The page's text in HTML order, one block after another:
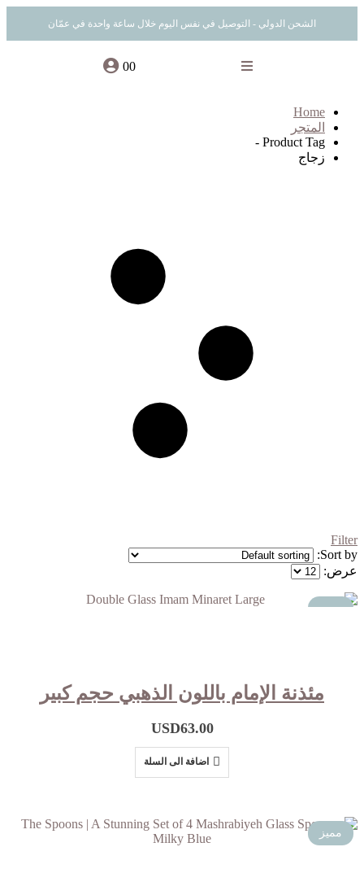
الشحن الدولي - التوصيل في نفس اليوم خلال ساعة واحدة في عمّان
00
Home
المتجر
Product Tag -
زجاج
Filter
Sort by:
عرض:
مميز
مئذنة الإمام باللون الذهبي حجم كبير
USD63.00
اضافة الى السلة
مميز